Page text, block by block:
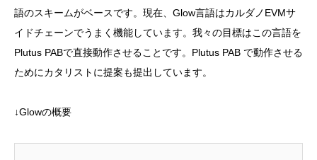
語のスキームがベースです。現在、Glow言語はカルダノEVMサ
イドチェーンでうまく機能しています。我々の目標はこの言語を
Plutus PABで直接動作させることです。Plutus PAB で動作させる
ためにカタリストに提案も提出しています。
↓Glowの概要